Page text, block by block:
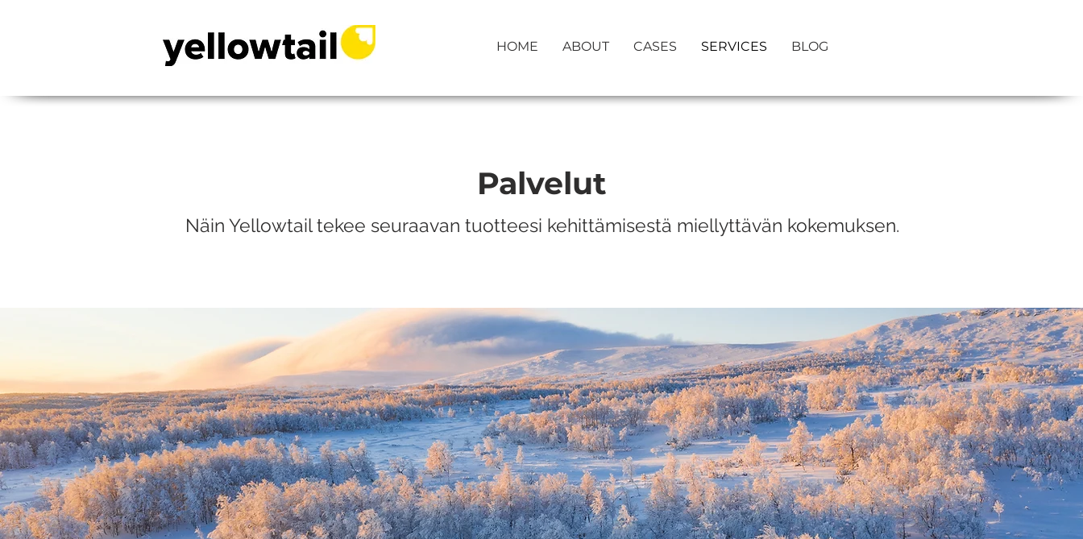
HOME ABOUT CASES SERVICES BLOG
Palvelut
Näin Yellowtail tekee seuraavan tuotteesi kehittämisestä miellyttävän kokemuksen.